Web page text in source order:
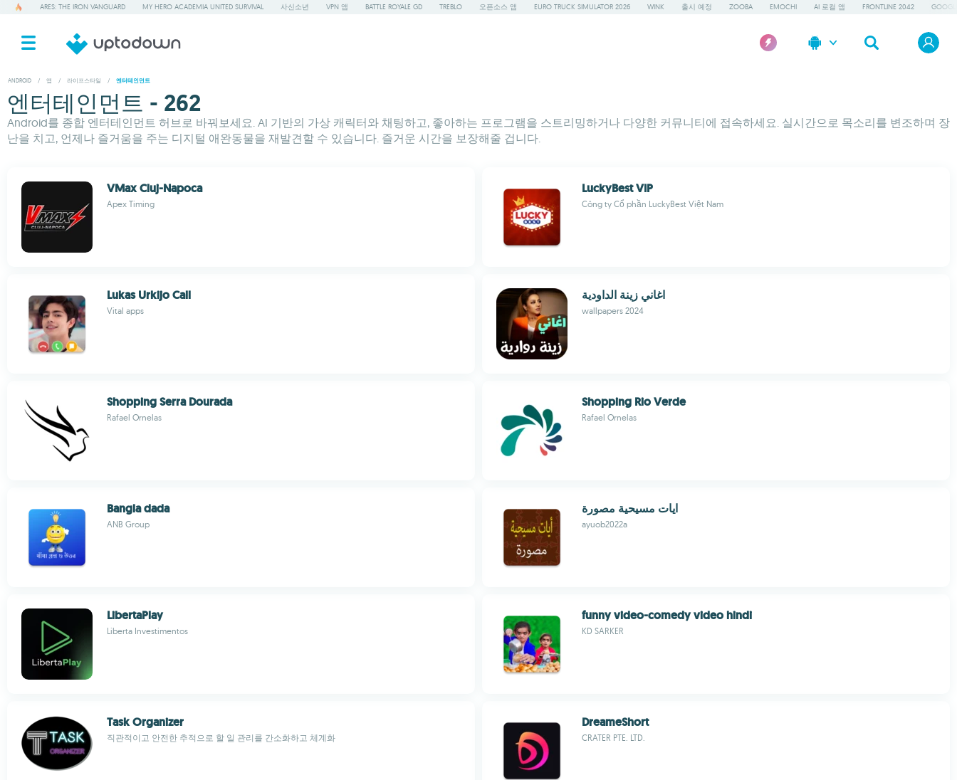
ARES: THE IRON VANGUARD MY HERO ACADEMIA UNITED SURVIVAL 사신소년 VPN 앱 BATTLE ROYALE GD TREBLO 오픈소스 앱 EURO TRUCK SIMULATOR 2026 WINK 출시 예정 ZOOBA EMOCHI AI 로컬 앱 FRONTLINE 2042
ANDROID / 앱 / 라이프스타일 / 엔터테인먼트
엔터테인먼트 - 262
Android를 종합 엔터테인먼트 허브로 바꿔보세요. AI 기반의 가상 캐릭터와 채팅하고, 좋아하는 프로그램을 스트리밍하거나 다양한 커뮤니티에 접속하세요. 실시간으로 목소리를 변조하며 장
난을 치고, 언제나 즐거움을 주는 디지털 애완동물을 재발견할 수 있습니다. 즐거운 시간을 보장해줄 겁니다.
VMax Cluj-Napoca
Apex Timing
LuckyBest VIP
Công ty Cổ phần LuckyBest Việt Nam
Lukas Urkijo Call
Vital apps
اغاني زينة الداودية
wallpapers 2024
Shopping Serra Dourada
Rafael Ornelas
Shopping Rio Verde
Rafael Ornelas
Bangla dada
ANB Group
ايات مسيحية مصورة
ayuob2022a
LibertaPlay
Liberta Investimentos
funny video-comedy video hindi
KD SARKER
Task Organizer
직관적이고 안전한 추적으로 할 일 관리를 간소화하고 체계화
DreameShort
CRATER PTE. LTD.